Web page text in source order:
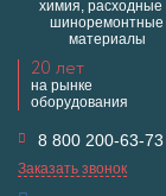
химия, расходные
шиноремонтные
материалы
20 лет
на рынке
оборудования
8 800 200-63-73
Заказать звонок